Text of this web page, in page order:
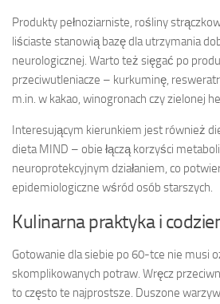
Produkty pełnoziarniste, rośliny
liściaste stanowią bazę dla utrzymania
neurologicznej. Warto też sięgać po
przeciwutleniacze – kurkuminę,
m.in. w kakao, winogronach czy zielonej
Interesującym kierunkiem jest również
dieta MIND – obie łączą korzyści
neuroprotekcyjnym działaniem, co
epidemiologiczne wśród osób starszych.
Kulinarna praktyka i
Gotowanie dla siebie po 60-tce nie musi
skomplikowanych potraw. Wręcz
to często te najprostsze. Duszone